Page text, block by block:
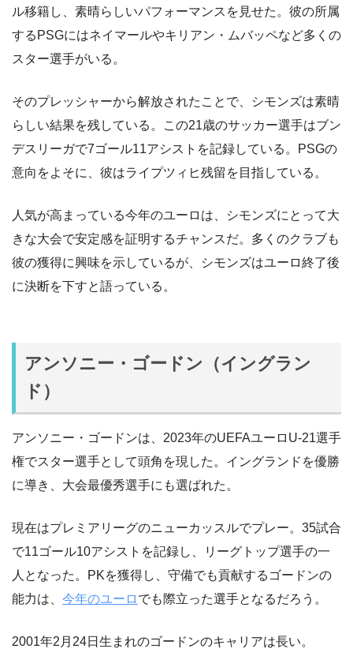
ル移籍し、素晴らしいパフォーマンスを見せた。彼の所属
するPSGにはネイマールやキリアン・ムバッペなど多くの
スター選手がいる。
そのプレッシャーから解放されたことで、シモンズは素晴
らしい結果を残している。この21歳のサッカー選手はブン
デスリーガで7ゴール11アシストを記録している。PSGの
意向をよそに、彼はライプツィヒ残留を目指している。
人気が高まっている今年のユーロは、シモンズにとって大
きな大会で安定感を証明するチャンスだ。多くのクラブも
彼の獲得に興味を示しているが、シモンズはユーロ終了後
に決断を下すと語っている。
アンソニー・ゴードン（イングラン
ド）
アンソニー・ゴードンは、2023年のUEFAユーロU-21選手
権でスター選手として頭角を現した。イングランドを優勝
に導き、大会最優秀選手にも選ばれた。
現在はプレミアリーグのニューカッスルでプレー。35試合
で11ゴール10アシストを記録し、リーグトップ選手の一
人となった。PKを獲得し、守備でも貢献するゴードンの
能力は、 今年のユーロ でも際立った選手となるだろう。
2001年2月24日生まれのゴードンのキャリアは長い。